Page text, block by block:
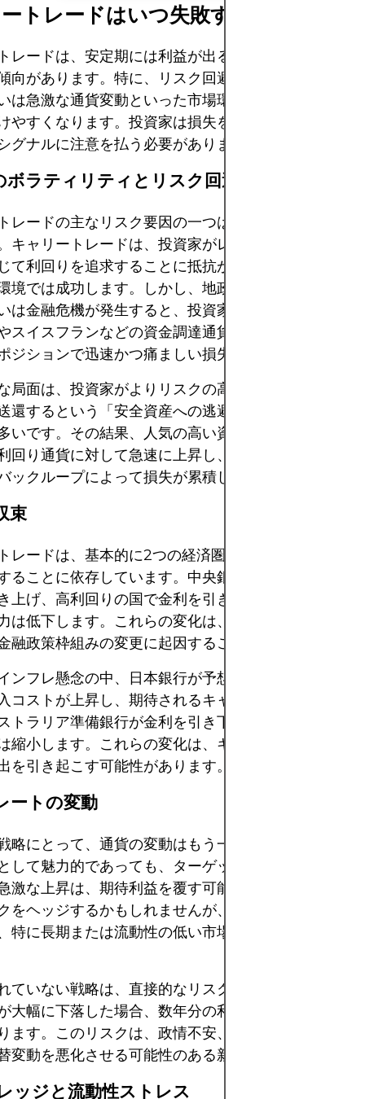
トレードはいつ失敗するのか？
レードは、安定期には利益が出ることが多いものの
向があります。特に、リスク回避の高まり、中央銀
は急激な通貨変動といった市場環境の急激な変化時
やすくなります。投資家は損失を軽減するために、
グナルに注意を払う必要があります。
ボラティリティとリスク回避
レードの主なリスク要因の一つは、市場のボラティ
キャリートレードは、投資家がレバレッジや通貨エ
て利回りを追求することに抵抗がない、安定的でボ
境では成功します。しかし、地政学的イベント、経
は金融危機が発生すると、投資家はより安全性の高
スイスフランなどの資金調達通貨が急騰します。こ
ジションで迅速かつ痛ましい損失をもたらします。
局面は、投資家がよりリスクの高いポジションを解
還するという「安全資産への逃避」行動によって特
いです。その結果、人気の高い資金調達通貨に大量
回り通貨に対して急速に上昇し、強制的な清算を引
ックループによって損失が累積します。
束
レードは、基本的に2つの経済圏の間に有意かつ持続
ることに依存しています。中央銀行が伝統的に低利
上げ、高利回りの国で金利を引き下げ始めると、キ
は低下します。これらの変化は、インフレ圧力、経
融政策枠組みの変更に起因することが多い。
ンフレ懸念の中、日本銀行が予想外に金利を引き上
コストが上昇し、期待されるキャリー利益が減少し
トラリア準備銀行が金利を引き下げた場合、豪ドル
縮小します。これらの変化は、キャリートレードか
を引き起こす可能性があります。
ートの変動
略にとって、通貨の変動はもう一つの大きなリスク
して魅力的であっても、ターゲット通貨の急激な下
激な上昇は、期待利益を覆す可能性があります。ト
をヘッジするかもしれませんが、ヘッジはほとんど
特に長期または流動性の低い市場では不完全な場合
ていない戦略は、直接的なリスクにさらされます。
大幅に下落した場合、数年分の利回り格差が数日で
ます。このリスクは、政情不安、資本規制、あるい
変動を悪化させる可能性のある新興市場では特に高
ッジと流動性ストレス